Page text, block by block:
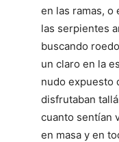
en las ramas, o
las serpientes
buscando
un claro en la
nudo expuesto
disfrutaban
cuanto sentían
en masa y en